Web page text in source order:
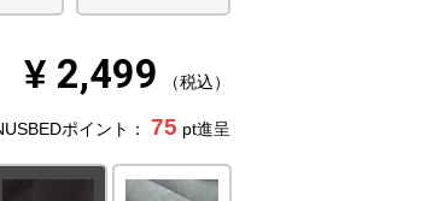
¥ 2,499 税込
ポイント： 75 pt進呈